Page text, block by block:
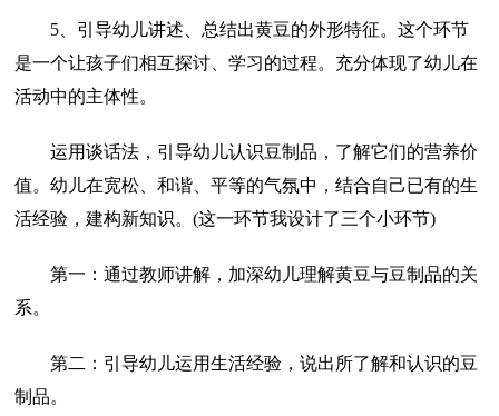
5、引导幼儿讲述、总结出黄豆的外形特征。这个环节
是一个让孩子们相互探讨、学习的过程。充分体现了幼儿在
活动中的主体性。
运用谈话法，引导幼儿认识豆制品，了解它们的营养价
值。幼儿在宽松、和谐、平等的气氛中，结合自己已有的生
活经验，建构新知识。(这一环节我设计了三个小环节)
第一：通过教师讲解，加深幼儿理解黄豆与豆制品的关
系。
第二：引导幼儿运用生活经验，说出所了解和认识的豆
制品。